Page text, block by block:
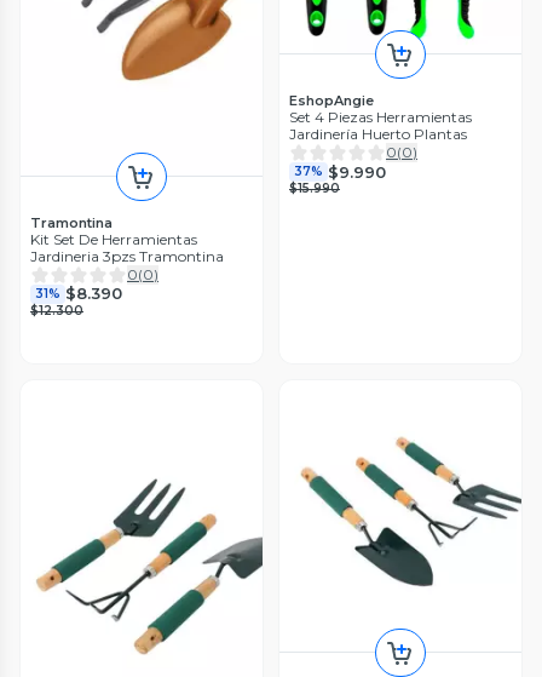
Tramontina
Kit Set De Herramientas
Jardineria 3pzs Tramontina
0(0)
31% $8.390
$12.300
EshopAngie
Set 4 Piezas Herramientas
Jardinería Huerto Plantas
0(0)
37% $9.990
$15.990